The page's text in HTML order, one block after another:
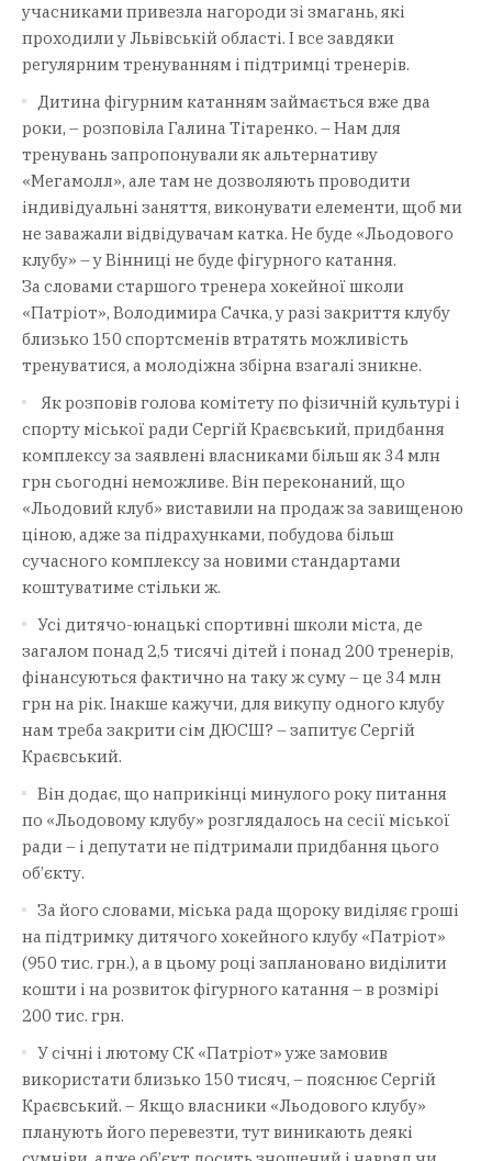
учасниками привезла нагороди зі змагань, які
проходили у Львівській області. І все завдяки
регулярним тренуванням і підтримці тренерів.
Дитина фігурним катанням займається вже два
роки, – розповіла Галина Тітаренко. – Нам для
тренувань запропонували як альтернативу
«Мегамолл», але там не дозволяють проводити
індивідуальні заняття, виконувати елементи, щоб ми
не заважали відвідувачам катка. Не буде «Льодового
клубу» – у Вінниці не буде фігурного катання.
За словами старшого тренера хокейної школи
«Патріот», Володимира Сачка, у разі закриття клубу
близько 150 спортсменів втратять можливість
тренуватися, а молодіжна збірна взагалі зникне.
Як розповів голова комітету по фізичній культурі і
спорту міської ради Сергій Краєвський, придбання
комплексу за заявлені власниками більш як 34 млн
грн сьогодні неможливе. Він переконаний, що
«Льодовий клуб» виставили на продаж за завищеною
ціною, адже за підрахунками, побудова більш
сучасного комплексу за новими стандартами
коштуватиме стільки ж.
Усі дитячо-юнацькі спортивні школи міста, де
загалом понад 2,5 тисячі дітей і понад 200 тренерів,
фінансуються фактично на таку ж суму – це 34 млн
грн на рік. Інакше кажучи, для викупу одного клубу
нам треба закрити сім ДЮСШ? – запитує Сергій
Краєвський.
Він додає, що наприкінці минулого року питання
по «Льодовому клубу» розглядалось на сесії міської
ради – і депутати не підтримали придбання цього
об’єкту.
За його словами, міська рада щороку виділяє гроші
на підтримку дитячого хокейного клубу «Патріот»
(950 тис. грн.), а в цьому році заплановано виділити
кошти і на розвиток фігурного катання – в розмірі
200 тис. грн.
У січні і лютому СК «Патріот» уже замовив
використати близько 150 тисяч, – пояснює Сергій
Краєвський. – Якщо власники «Льодового клубу»
планують його перевезти, тут виникають деякі